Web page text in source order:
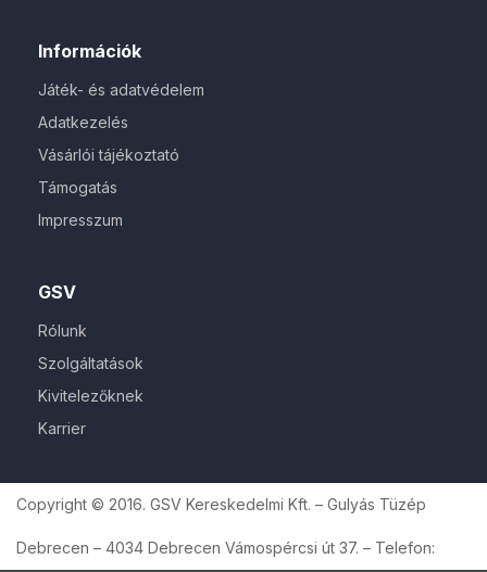
GSV
Rólunk
Szolgáltatások
Kivitelezőknek
Karrier
Információk
Játék- és adatvédelem
Adatkezelés
Vásárlói tájékoztató
Támogatás
Impresszum
Copyright © 2016. GSV Kereskedelmi Kft. – Gulyás Tüzép
Debrecen – 4034 Debrecen Vámospércsi út 37. – Telefon: